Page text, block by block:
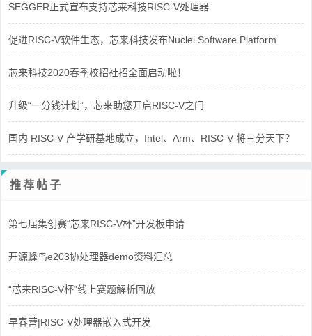
SEGGER正式宣布支持芯来科技RISC-V处理器
促进RISC-V软件生态，芯来科技发布Nuclei Software Platform
芯来科技2020春季校招社招全面启动啦！
升级“一分钱计划”，芯来助您开启RISC-V之门
国内 RISC-V 产学研基地成立，Intel、Arm、RISC-V 将三分天下？
推荐帖子
第七届集创赛“芯来RISC-V杯”开发板申请
开源蜂鸟e203协处理器demo资料汇总
“芯来RISC-V杯”线上赛题解析回放
早春营|RISC-V处理器嵌入式开发